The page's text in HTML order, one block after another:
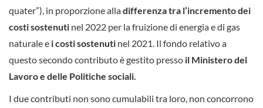
quater”), in proporzione alladifferenza tra l’incremento dei
costi sostenuti nel 2022 per la fruizione di energia e di gas
naturale e i costi sostenuti nel 2021. Il fondo relativo a
questo secondo contributo è gestito presso il Ministero del
Lavoro e delle Politiche sociali.
I due contributi non sono cumulabili tra loro, non concorrono